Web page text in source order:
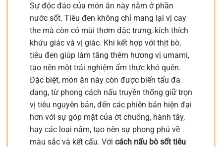
Sự độc đáo của món ăn này nằm ở phần
nước sốt. Tiêu đen không chỉ mang lại vị cay
the mà còn có mùi thơm đặc trưng, kích thích
khứu giác và vị giác. Khi kết hợp với thịt bò,
tiêu đen giúp làm tăng thêm hương vị umami,
tạo nên một trải nghiệm ẩm thực khó quên.
Đặc biệt, món ăn này còn được biến tấu đa
dạng, từ phong cách nấu truyền thống giữ trọn
vị tiêu nguyên bản, đến các phiên bản hiện đại
hơn với sự góp mặt của ớt chuông, hành tây,
hay các loại nấm, tạo nên sự phong phú về
màu sắc và kết cấu. Với cách nấu bò sốt tiêu